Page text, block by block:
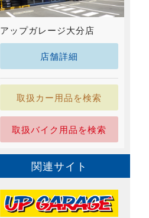
アップガレージ大分店
店舗詳細
取扱カー用品を検索
取扱バイク用品を検索
関連サイト